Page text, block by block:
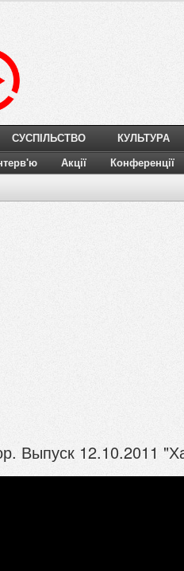
СУСПІЛЬСТВО КУЛЬТУРА
Акції Конференції
Выпуск 12.10.2011